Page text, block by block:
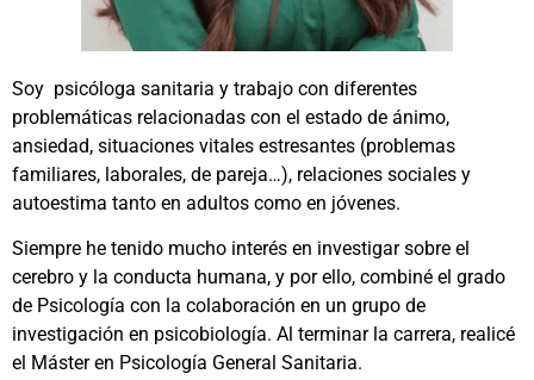
Soy psicóloga sanitaria y trabajo con diferentes
problemáticas relacionadas con el estado de ánimo,
ansiedad, situaciones vitales estresantes (problemas
familiares, laborales, de pareja…), relaciones sociales y
autoestima tanto en adultos como en jóvenes.
Siempre he tenido mucho interés en investigar sobre el
cerebro y la conducta humana, y por ello, combiné el grado
de Psicología con la colaboración en un grupo de
investigación en psicobiología. Al terminar la carrera, realicé
el Máster en Psicología General Sanitaria.